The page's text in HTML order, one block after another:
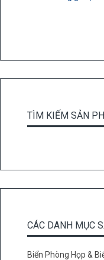
TÌM KIẾM SẢN
CÁC DANH MỤC
Biển Phòng Họp &